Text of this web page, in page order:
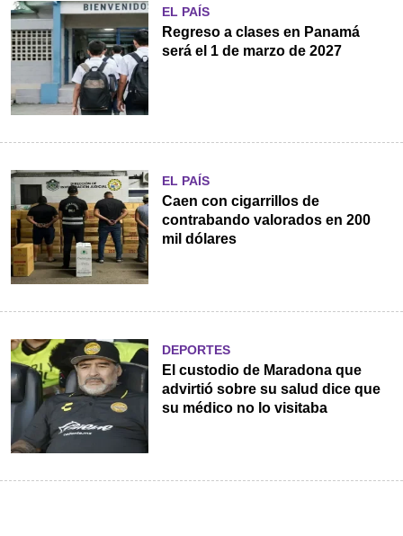
EL PAÍS
Regreso a clases en Panamá
será el 1 de marzo de 2027
EL PAÍS
Caen con cigarrillos de
contrabando valorados en 200
mil dólares
DEPORTES
El custodio de Maradona que
advirtió sobre su salud dice que
su médico no lo visitaba